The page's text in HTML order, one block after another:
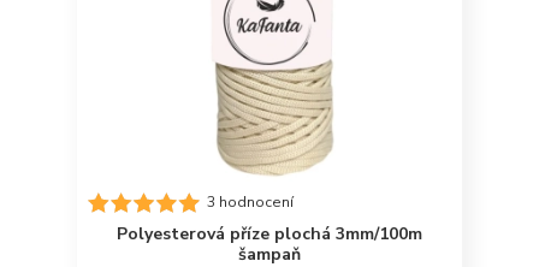
3 hodnocení
Polyesterová příze plochá 3mm/100m
šampaň